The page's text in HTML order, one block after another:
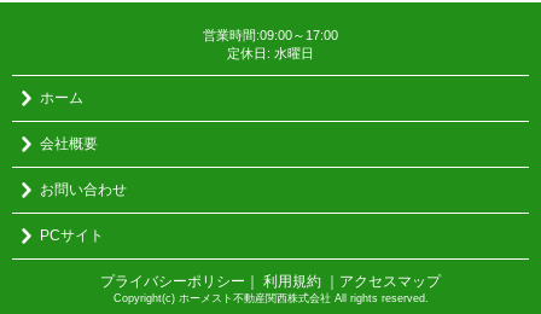
営業時間:09:00～17:00
定休日: 水曜日
ホーム
会社概要
お問い合わせ
PCサイト
プライバシーポリシー ｜ 利用規約 ｜ アクセスマップ
Copyright(c) ホーメスト不動産関西株式会社 All rights reserved.